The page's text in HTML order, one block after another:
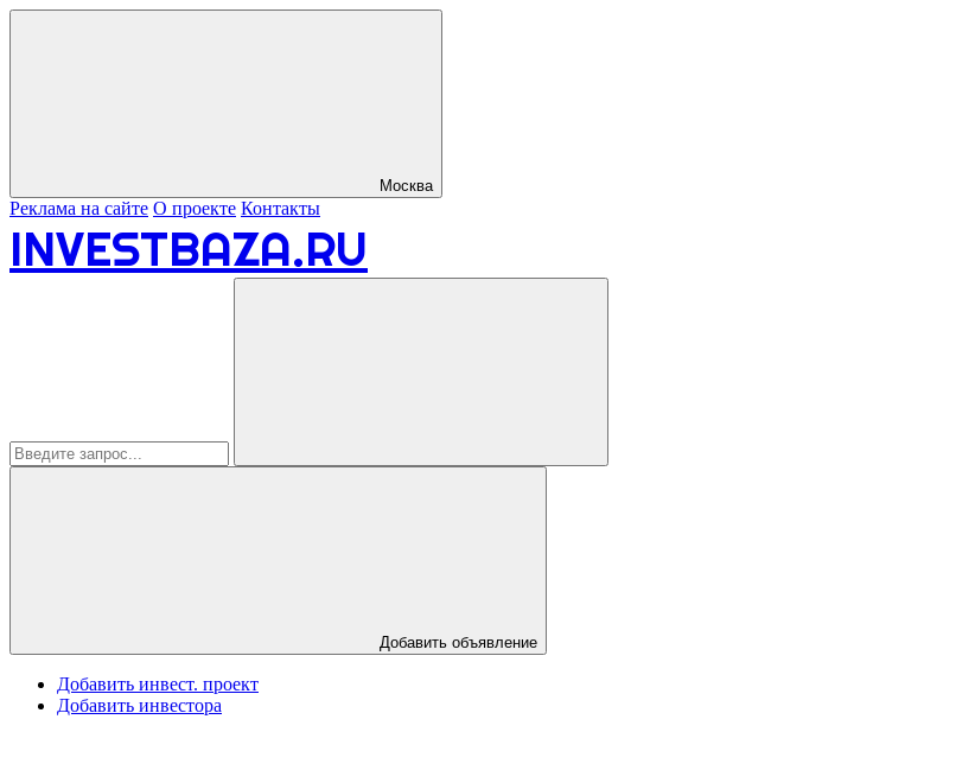
Москва
Реклама на сайте О проекте Контакты
INVESTBAZA.RU
Добавить объявление
Добавить инвест. проект
Добавить инвестора